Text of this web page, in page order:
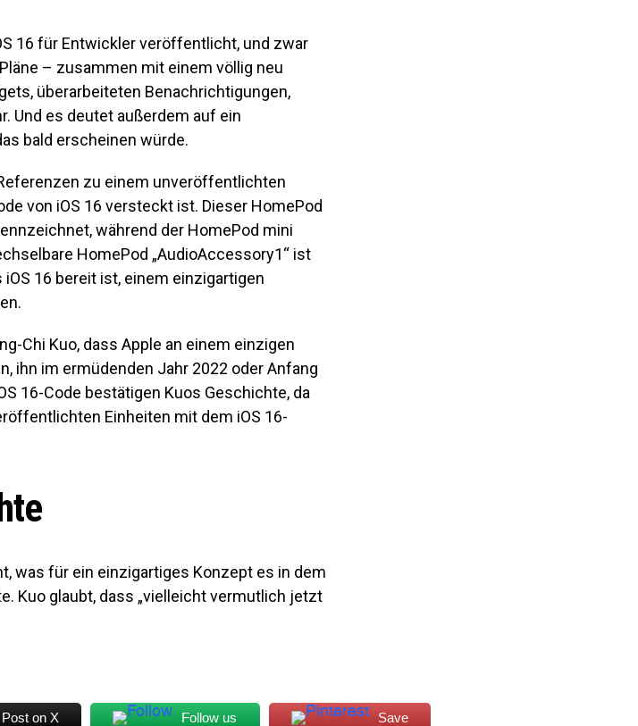
16 für Entwickler veröffentlicht, und zwar
– zusammen mit einem völlig neu
überarbeiteten Benachrichtigungen,
Und es deutet außerdem auf ein
bald erscheinen würde.
zu einem unveröffentlichten
von iOS 16 versteckt ist. Dieser HomePod
während der HomePod mini
HomePod „AudioAccessory1“ ist
16 bereit ist, einem einzigartigen
Chi Kuo, dass Apple an einem einzigen
ihn im ermüdenden Jahr 2022 oder Anfang
16-Code bestätigen Kuos Geschichte, da
Einheiten mit dem iOS 16-
was für ein einzigartiges Konzept es in dem
Kuo glaubt, dass „vielleicht vermutlich jetzt
Post on X Follow us Save